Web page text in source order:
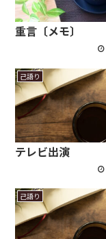
重言〔メモ〕
己語り
テレビ出演
己語り